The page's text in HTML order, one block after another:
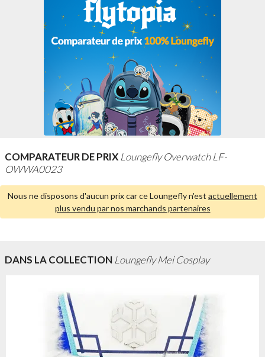
COMPARATEUR DE PRIX Loungefly Overwatch LF-
OWWA0023
Nous ne disposons d'aucun prix car ce Loungefly n'est actuellement
plus vendu par nos marchands partenaires
DANS LA COLLECTION Loungefly Mei Cosplay